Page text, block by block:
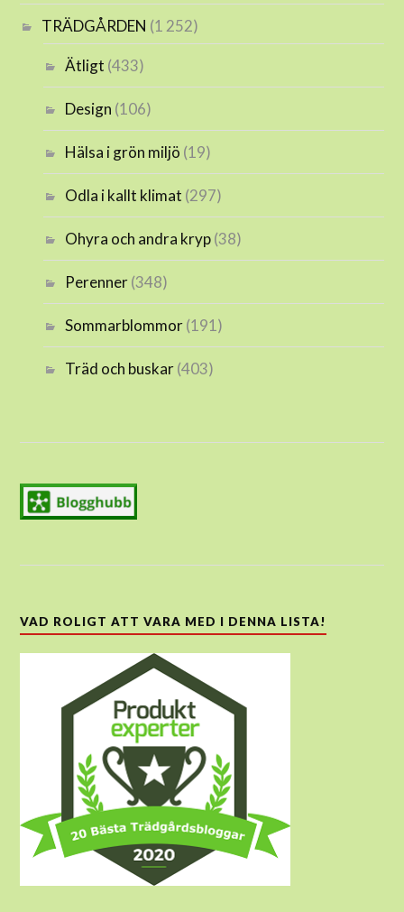
TRÄDGÅRDEN (1 252)
Ätligt (433)
Design (106)
Hälsa i grön miljö (19)
Odla i kallt klimat (297)
Ohyra och andra kryp(38)
Perenner(348)
Sommarblommor(191)
Träd och buskar(403)
VAD ROLIGT ATT VARA MED I DENNA LISTA!